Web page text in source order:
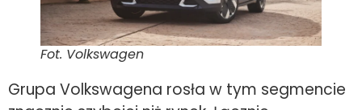
Fot. Volkswagen
Grupa Volkswagena rosła w tym segmencie